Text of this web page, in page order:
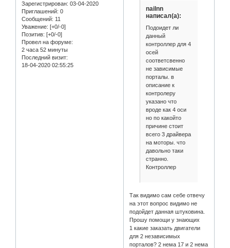
Зарегистрирован: 03-04-2020
Приглашений: 0
Сообщений: 11
Уважение: [+0/-0]
Позитив: [+0/-0]
Провел на форуме:
2 часа 52 минуты
Последний визит:
18-04-2020 02:55:25
nailnn
написал(а):
Подоидет ли
данный
контроллер для 4
осей
соответсвенно
не зависимые
порталы. в
описание к
контролеру
указано что
вроде как 4 оси
но по какойто
причине стоит
всего 3 драйвера
на моторы. что
давольно таки
странно.
Контроллер
Так видимо сам себе отвечу
на этот вопрос видимо не
подойдет данная штуковина.
Прошу помощи у знающих
1 какие заказать двигатели
для 2 независимых
порталов? 2 нема 17 и 2 нема